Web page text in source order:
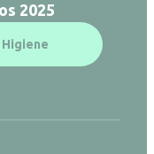
2025
Higiene